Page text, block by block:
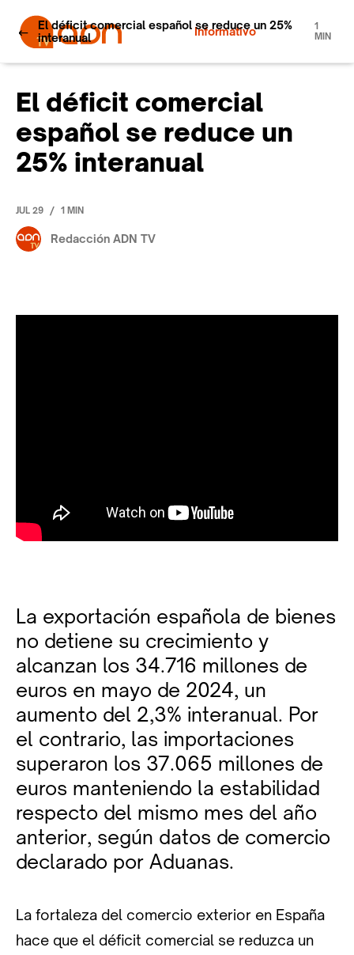
Informativo
El déficit comercial español se reduce un 25%
interanual
1
MIN
El déficit comercial
español se reduce un
25% interanual
JUL 29 / 1 MIN
Redacción ADN TV
La exportación española de bienes
no detiene su crecimiento y
alcanzan los 34.716 millones de
euros en mayo de 2024, un
aumento del 2,3% interanual. Por
el contrario, las importaciones
superaron los 37.065 millones de
euros manteniendo la estabilidad
respecto del mismo mes del año
anterior, según datos de comercio
declarado por Aduanas.
La fortaleza del comercio exterior en España
hace que el déficit comercial se reduzca un